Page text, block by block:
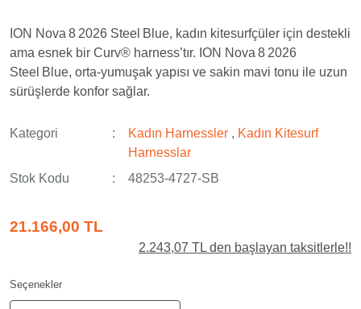
ION Nova 8 2026 Steel Blue, kadın kitesurfçüler için destekli
ama esnek bir Curv® harness’tır. ION Nova 8 2026
Steel Blue, orta-yumuşak yapısı ve sakin mavi tonu ile uzun
sürüşlerde konfor sağlar.
Kategori Kadın Harnessler , Kadın Kitesurf
Harnesslar
Stok Kodu
48253-4727-SB
21.166,00 TL
2.243,07 TL den başlayan taksitlerle!!
Seçenekler